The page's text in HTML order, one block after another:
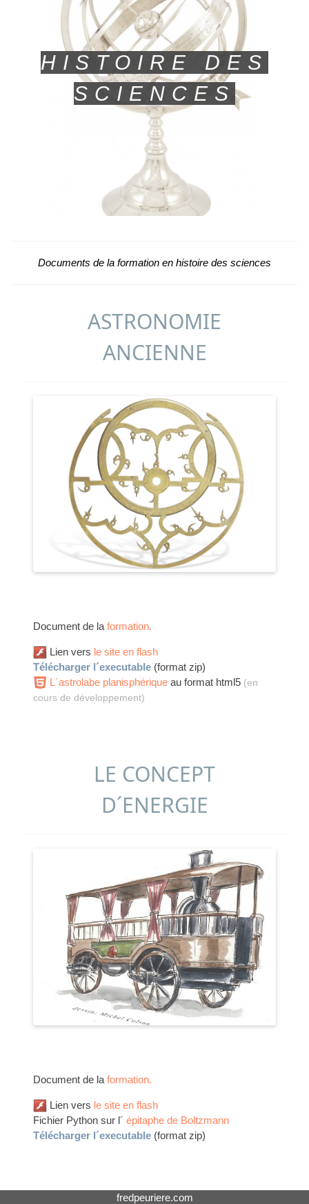
HISTOIRE DES
SCIENCES
Documents de la formation en histoire des sciences
ASTRONOMIE
ANCIENNE
Document de la formation.
Lien vers le site en flash
Télécharger l´executable (format zip)
L´astrolabe planisphérique au format html5 (en
cours de développement)
LE CONCEPT
D´ENERGIE
Document de la formation.
Lien vers le site en flash
Fichier Python sur l´ épitaphe de Boltzmann
Télécharger l´executable (format zip)
fredpeuriere.com